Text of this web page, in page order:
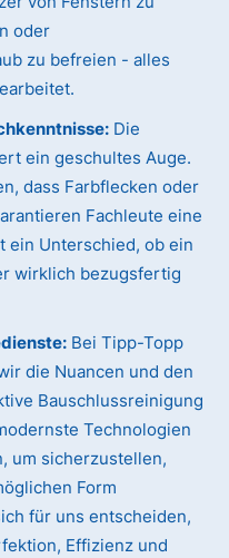
oder
zu befreien - alles
Die
ein geschultes Auge.
dass Farbflecken oder
Fachleute eine
ein Unterschied, ob ein
wirklich bezugsfertig
Bei Tipp-Topp
die Nuancen und den
Bauschlussreinigung
Technologien
um sicherzustellen,
Form
für uns entscheiden,
Effizienz und